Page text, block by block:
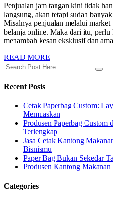
Penjualan jam tangan kini tidak
langsung, akan tetapi sudah
Misalnya penjualan melalui market
belanja online. Maka dari itu, perlu
menambah kesan eksklusif dan
READ MORE
Recent Posts
Cetak Paperbag Custom:
Memuaskan
Produsen Paperbag Custom
Terlengkap
Jasa Cetak Kantong
Bisnismu
Paper Bag Bukan Sekedar
Produsen Kantong
Categories